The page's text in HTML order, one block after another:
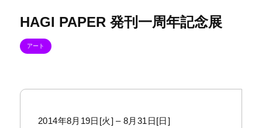
HAGI PAPER 発刊一周年記念展
アート
2014年8月19日[火] – 8月31日[日]